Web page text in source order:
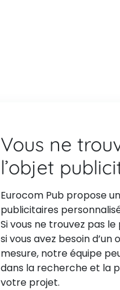
Vous ne
l’objet
Eurocom Pub propose
publicitaires
Si vous ne trouvez pas
si vous avez besoin
mesure, notre équipe
dans la recherche et la
votre projet.